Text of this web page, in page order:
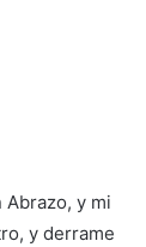
Abrazo, y mi
y derrame